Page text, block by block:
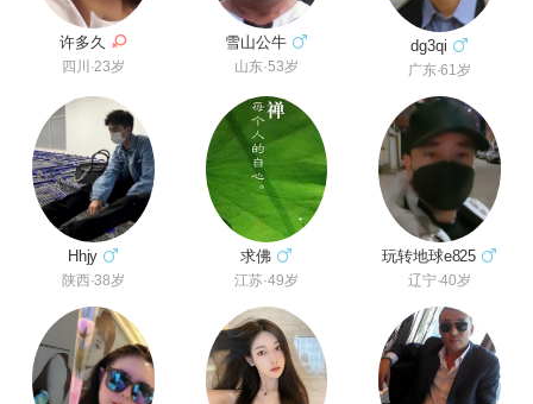
许多久
四川·23岁
雪山公牛
山东·53岁
dg3qi
广东·61岁
Hhjy
陕西·38岁
求佛
江苏·49岁
玩转地球e825
辽宁·40岁